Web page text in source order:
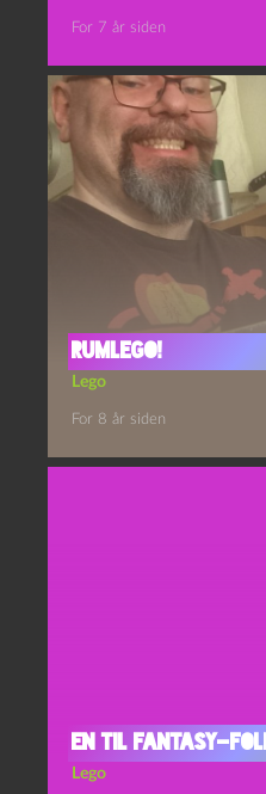
For 7 år siden
Rumlego!
Lego
For 8 år siden
En til fantasy-
Lego